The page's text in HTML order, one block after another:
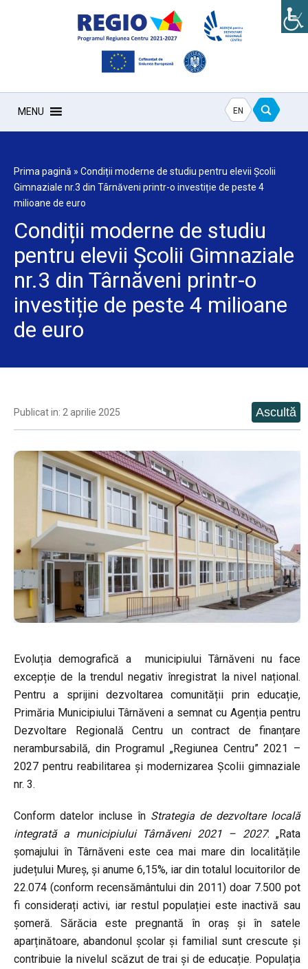
MENU EN
Prima pagină » Condiții moderne de studiu pentru elevii Școlii
Gimnaziale nr.3 din Târnăveni printr-o investiție de peste 4
milioane de euro
Condiții moderne de studiu
pentru elevii Școlii Gimnaziale
nr.3 din Târnăveni printr-o
investiție de peste 4 milioane
de euro
Publicat in: 2 aprilie 2025
Evoluția demografică a municipiului Târnăveni nu face
excepție de la trendul negativ înregistrat la nivel național.
Pentru a sprijini dezvoltarea comunității prin educație,
Primăria Municipiului Târnăveni a semnat cu Agenția pentru
Dezvoltare Regională Centru un contract de finanțare
nerambursabilă, din Programul „Regiunea Centru” 2021 –
2027 pentru reabilitarea și modernizarea Școlii gimnaziale
nr. 3.
Conform datelor incluse în Strategia de dezvoltare locală
integrată a municipiului Târnăveni 2021 – 2027: „Rata
șomajului în Târnăveni este cea mai mare din localitățile
județului Mureș, și anume 6,15%, iar din totalul locuitorilor de
22.074 (conform recensământului din 2011) doar 7.500 pot
fi considerați activi, iar restul populației este inactivă sau
șomeră. Sărăcia este pregnantă în oraș și în satele
aparținătoare, abandonul școlar și familial sunt crescute și
contribuie la nivelul scăzut de trai și de educație. Populația